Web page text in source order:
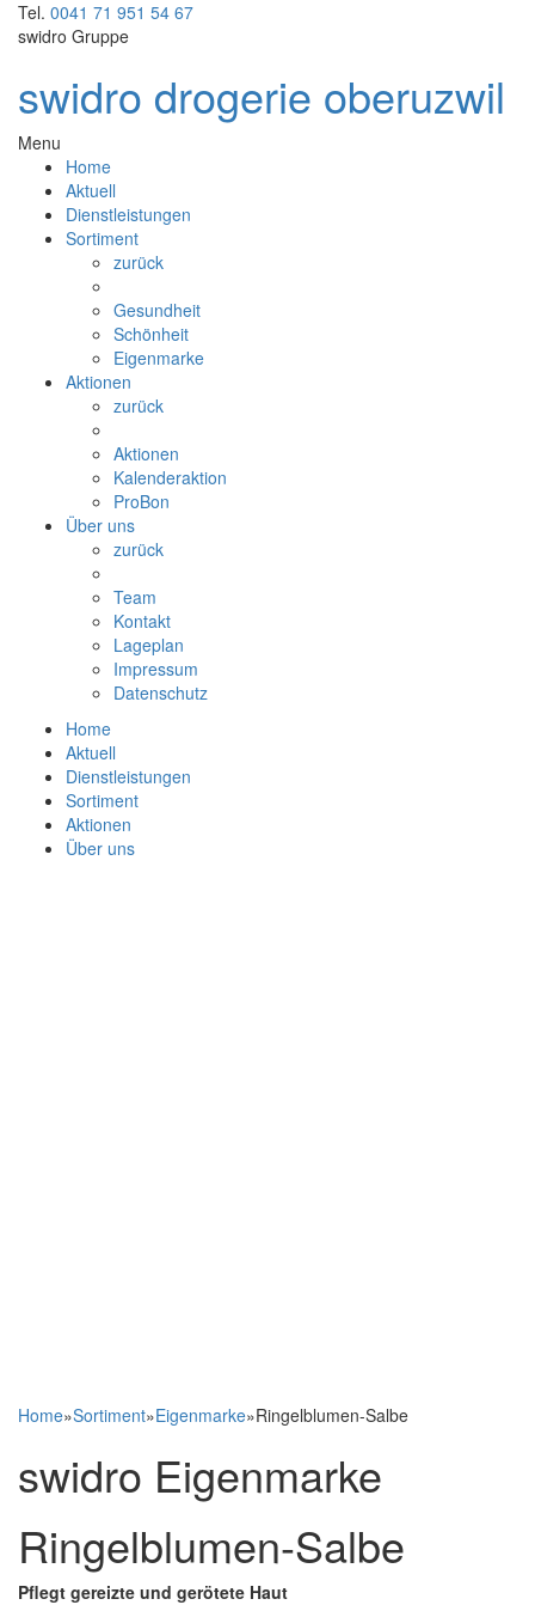
Tel. 0041 71 951 54 67
swidro Gruppe
swidro drogerie oberuzwil
Menu
Home
Aktuell
Dienstleistungen
Sortiment
zurück
Gesundheit
Schönheit
Eigenmarke
Aktionen
zurück
Aktionen
Kalenderaktion
ProBon
Über uns
zurück
Team
Kontakt
Lageplan
Impressum
Datenschutz
Home
Aktuell
Dienstleistungen
Sortiment
Aktionen
Über uns
Home»Sortiment»Eigenmarke»Ringelblumen-Salbe
swidro Eigenmarke
Ringelblumen-Salbe
Pflegt gereizte und gerötete Haut